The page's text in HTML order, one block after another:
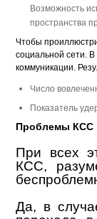
Возможность
Чтобы
социальной сети.
коммуникации.
Число
Показатель
Проблемы КСС
При всех
КСС,
Да, в